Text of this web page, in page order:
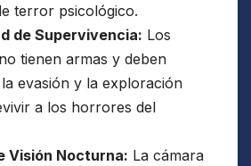
terror psicológico.
de Supervivencia: Los
tienen armas y deben
evasión y la exploración
a los horrores del
Visión Nocturna: La cámara